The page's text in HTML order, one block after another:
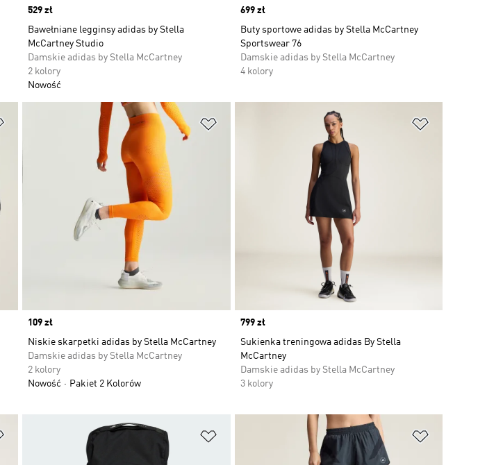
Price
529 zł
Bawełniane legginsy adidas by Stella
McCartney Studio
Damskie adidas by Stella McCartney
2 kolory
Nowość
Price
699 zł
Buty sportowe adidas by Stella McCartney
Sportswear 76
Damskie adidas by Stella McCartney
4 kolory
Dodaj do listy życzeń
Price
109 zł
Niskie skarpetki adidas by Stella McCartney
Damskie adidas by Stella McCartney
2 kolory
Nowość
Pakiet 2 Kolorów
Price
799 zł
Sukienka treningowa adidas By Stella
McCartney
Damskie adidas by Stella McCartney
3 kolory
Dodaj do listy życzeń Dodaj do listy życzeń